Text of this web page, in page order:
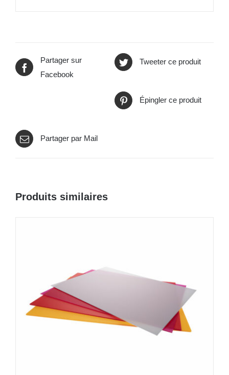
Partager sur
Facebook
Tweeter ce produit
Épingler ce produit
Partager par Mail
Produits similaires